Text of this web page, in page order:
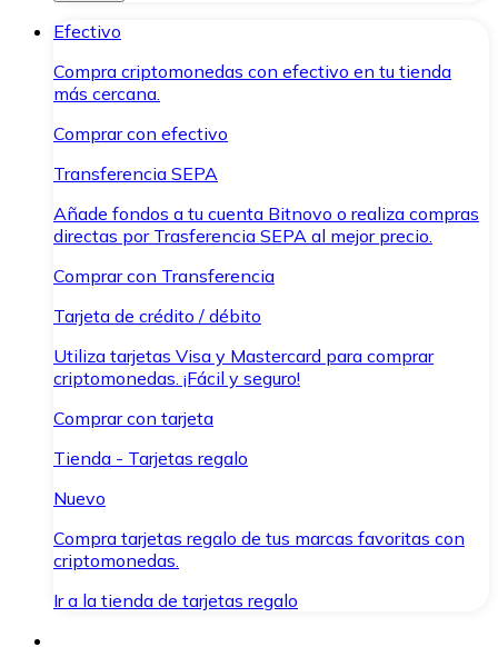
Efectivo
Compra criptomonedas con efectivo en tu tienda
más cercana.
Comprar con efectivo
Transferencia SEPA
Añade fondos a tu cuenta Bitnovo o realiza compras
directas por Trasferencia SEPA al mejor precio.
Comprar con Transferencia
Tarjeta de crédito / débito
Utiliza tarjetas Visa y Mastercard para comprar
criptomonedas. ¡Fácil y seguro!
Comprar con tarjeta
Tienda - Tarjetas regalo
Nuevo
Compra tarjetas regalo de tus marcas favoritas con
criptomonedas.
Ir a la tienda de tarjetas regalo